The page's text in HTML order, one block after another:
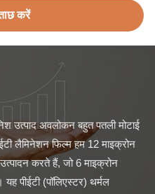
करें
उत्पाद अवलोकन बहुत पतली मोटाई
लैमिनेशन फिल्म हम 12 माइक्रोन
करते हैं, जो 6 माइक्रोन
यह पीईटी (पॉलिएस्टर) थर्मल